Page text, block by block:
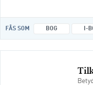
FÅS SOM BOG I-